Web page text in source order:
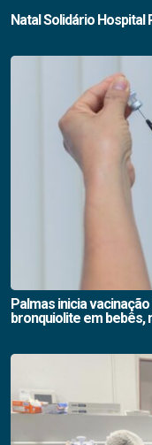
Natal Solidário Hospital
Palmas inicia
bronquiolite em bebês,